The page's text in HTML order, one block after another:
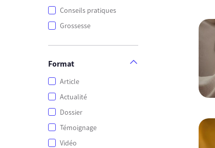
Conseils pratiques
Grossesse
Format
Article
Actualité
Dossier
Témoignage
Vidéo